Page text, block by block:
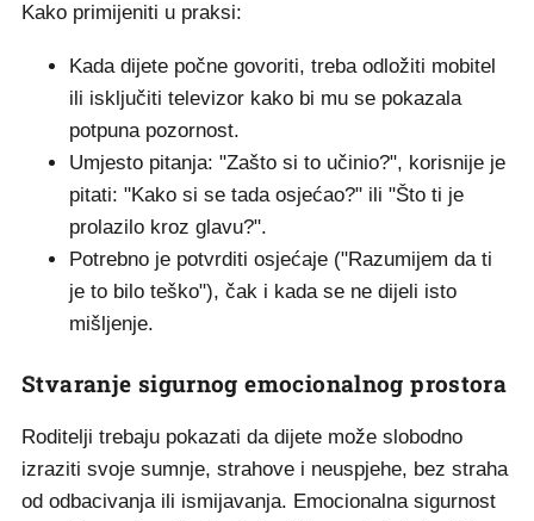
Kako primijeniti u praksi:
Kada dijete počne govoriti, treba odložiti mobitel
ili isključiti televizor kako bi mu se pokazala
potpuna pozornost.
Umjesto pitanja: "Zašto si to učinio?", korisnije je
pitati: "Kako si se tada osjećao?" ili "Što ti je
prolazilo kroz glavu?".
Potrebno je potvrditi osjećaje ("Razumijem da ti
je to bilo teško"), čak i kada se ne dijeli isto
mišljenje.
Stvaranje sigurnog emocionalnog prostora
Roditelji trebaju pokazati da dijete može slobodno
izraziti svoje sumnje, strahove i neuspjehe, bez straha
od odbacivanja ili ismijavanja. Emocionalna sigurnost